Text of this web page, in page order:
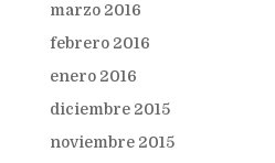
marzo 2016
febrero 2016
enero 2016
diciembre 2015
noviembre 2015